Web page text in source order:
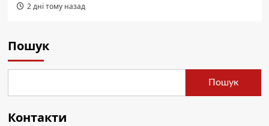
2 дні тому назад
Пошук
Пошук
Контакти